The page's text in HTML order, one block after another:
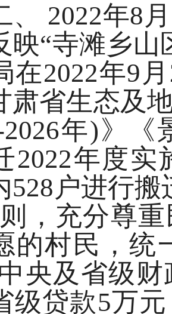
2022年8月
映“寺滩乡
在2022年9
肃省生态及
2026年)》
2022年度实
528户进行
，充分尊
的村民，统
央及省级
级贷款5万